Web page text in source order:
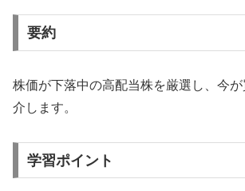
要約
株価が下落中の高配当株を厳選し、今
介します。
学習ポイント